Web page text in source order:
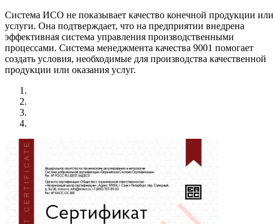
Система ИСО не показывает качество конечной продукции или
услуги. Она подтверждает, что на предприятии внедрена
эффективная система управления производственными
процессами. Система менеджмента качества 9001 помогает
создать условия, необходимые для производства качественной
продукции или оказания услуг.